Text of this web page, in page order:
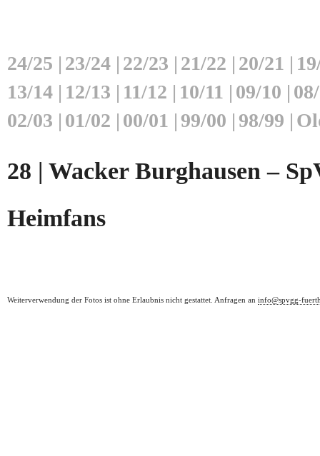
24/25 | 23/24 | 22/23 | 21/22 | 20/21 |
13/14 | 12/13 | 11/12 | 10/11 | 09/10 |
02/03 | 01/02 | 00/01 | 99/00 | 98/99 |
28 | Wacker Burghausen –
Heimfans
Weiterverwendung der Fotos ist ohne Erlaubnis nicht gestattet. Anfragen an info@spvgg-